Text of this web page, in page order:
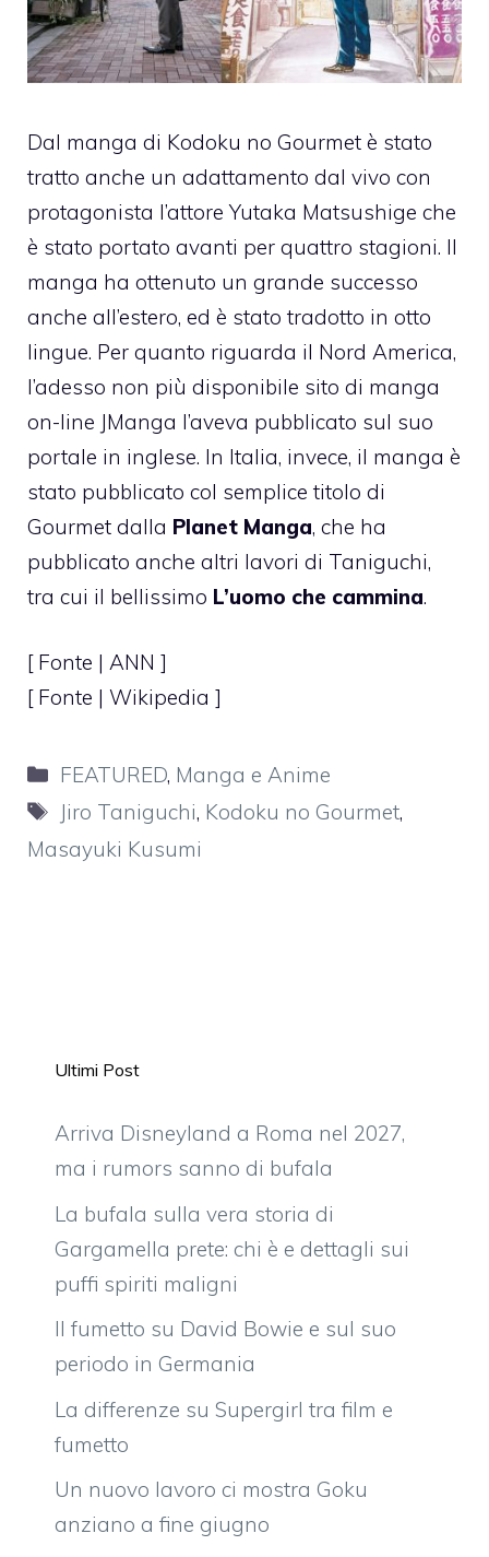
Dal manga di Kodoku no Gourmet è stato
tratto anche un adattamento dal vivo con
protagonista l’attore Yutaka Matsushige che
è stato portato avanti per quattro stagioni. Il
manga ha ottenuto un grande successo
anche all’estero, ed è stato tradotto in otto
lingue. Per quanto riguarda il Nord America,
l’adesso non più disponibile sito di manga
on-line JManga l’aveva pubblicato sul suo
portale in inglese. In Italia, invece, il manga è
stato pubblicato col semplice titolo di
Gourmet dalla Planet Manga, che ha
pubblicato anche altri lavori di Taniguchi,
tra cui il bellissimo L’uomo che cammina.
[ Fonte | ANN ]
[ Fonte | Wikipedia ]
Categorie
FEATURED, Manga e Anime
Tag
Jiro Taniguchi, Kodoku no Gourmet,
Masayuki Kusumi
Ultimi Post
Arriva Disneyland a Roma nel 2027,
ma i rumors sanno di bufala
La bufala sulla vera storia di
Gargamella prete: chi è e dettagli sui
puffi spiriti maligni
Il fumetto su David Bowie e sul suo
periodo in Germania
La differenze su Supergirl tra film e
fumetto
Un nuovo lavoro ci mostra Goku
anziano a fine giugno